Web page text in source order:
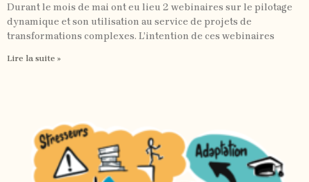
Durant le mois de mai ont eu lieu 2 webinaires sur le pilotage
dynamique et son utilisation au service de projets de
transformations complexes. L’intention de ces webinaires
Lire la suite »